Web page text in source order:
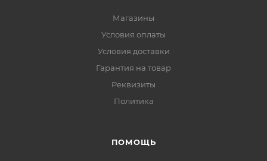
Магазины
Условия оплаты
Условия доставки
Гарантия на товар
Реквизиты
Политика
ПОМОЩЬ